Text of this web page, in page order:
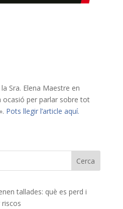
Sra. Elena Maestre en
ocasió per parlar sobre tot
Pots llegir l’article aquí.
tallades: què es perd i